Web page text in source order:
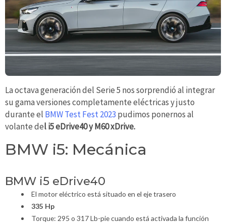
La octava generación del Serie 5 nos sorprendió al integrar
su gama versiones completamente eléctricas y justo
durante el BMW Test Fest 2023 pudimos ponernos al
volante del i5 eDrive40 y M60 xDrive.
BMW i5: Mecánica
BMW i5 eDrive40
El motor eléctrico está situado en el eje trasero
335 Hp
Torque: 295 o 317 Lb-pie cuando está activada la función